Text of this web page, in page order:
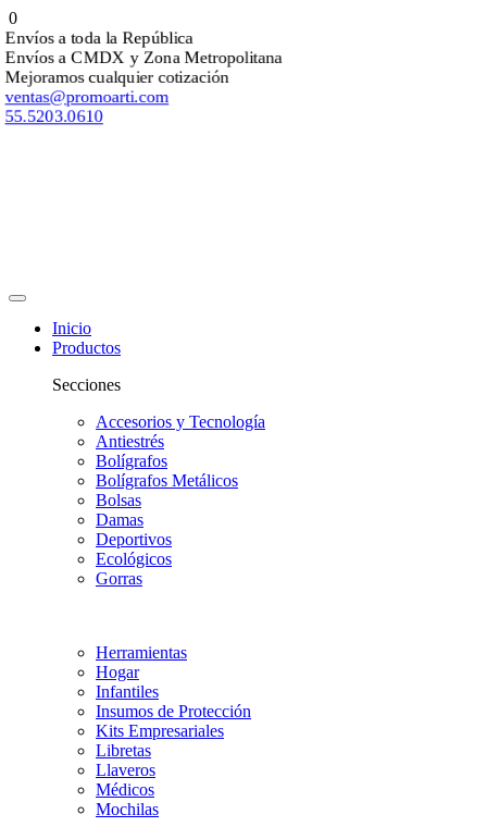
0
Envíos a toda la República
Envíos a CMDX y Zona Metropolitana
Mejoramos cualquier cotización
ventas@promoarti.com
55.5203.0610
Inicio
Productos
Secciones
Accesorios y Tecnología
Antiestrés
Bolígrafos
Bolígrafos Metálicos
Bolsas
Damas
Deportivos
Ecológicos
Gorras
Herramientas
Hogar
Infantiles
Insumos de Protección
Kits Empresariales
Libretas
Llaveros
Médicos
Mochilas